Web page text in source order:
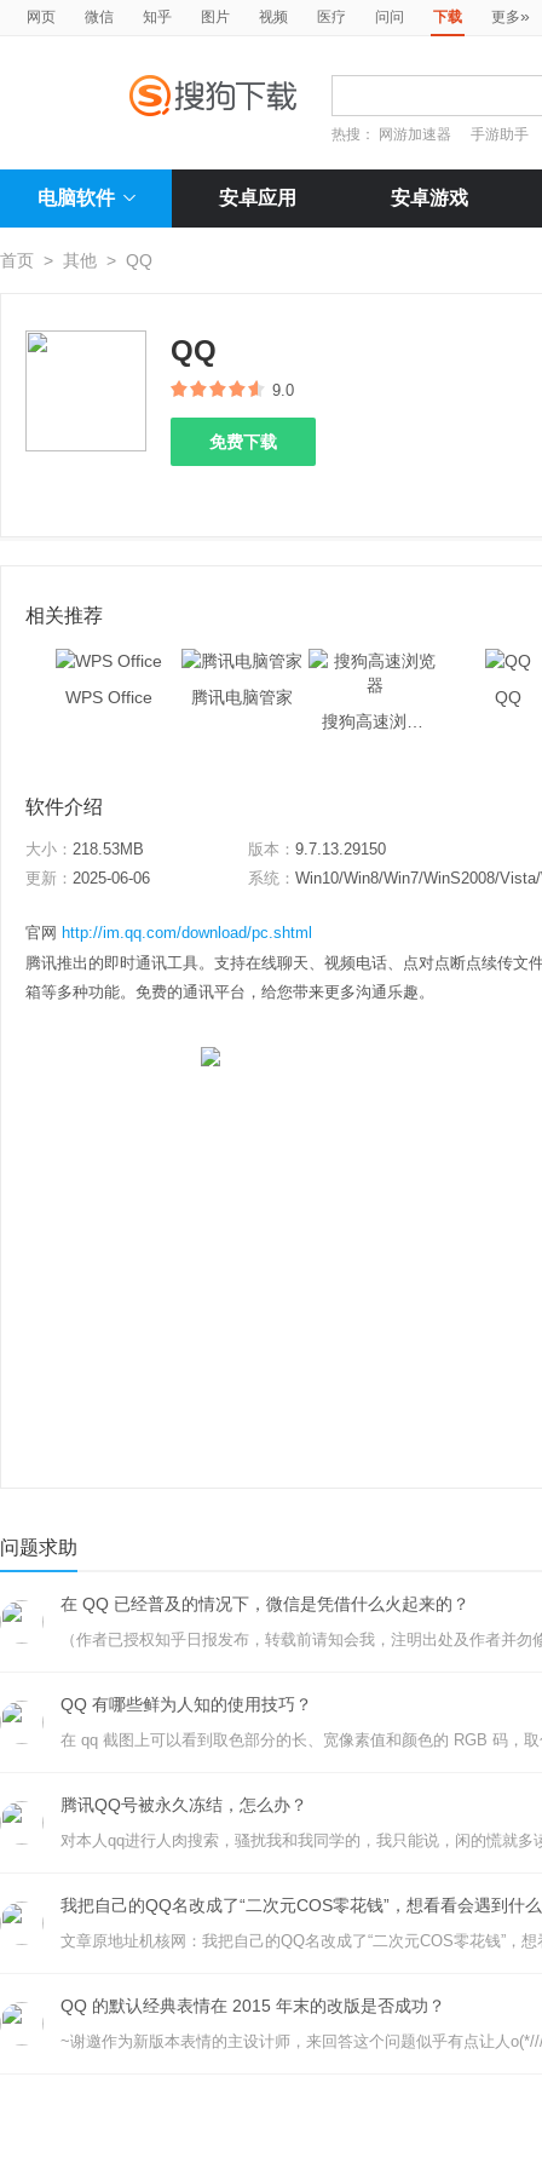
网页 微信 知乎 图片 视频 医疗 问问 下载 更多»
热搜： 网游加速器 手游助手
电脑软件 安卓应用 安卓游戏
首页 > 其他 > QQ
QQ
9.0
免费下载
相关推荐
WPS Office
腾讯电脑管家
QQ
软件介绍
大小： 218.53MB 版本： 9.7.13.29150
更新： 2025-06-06 系统： Win10/Win8/Win7/WinS2008/
官网 http://im.qq.com/download/pc.shtml
腾讯推出的即时通讯工具。支持在线聊天、视频电话、点对点断点续传文
箱等多种功能。免费的通讯平台，给您带来更多沟通乐趣。
问题求助
在 QQ 已经普及的情况下，微信是凭借什么火起来的？
QQ 有哪些鲜为人知的使用技巧？
腾讯QQ号被永久冻结，怎么办？
我把自己的QQ名改成了“二次元COS零花钱”，想看看会遇到什
QQ 的默认经典表情在 2015 年末的改版是否成功？